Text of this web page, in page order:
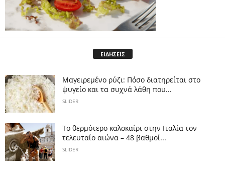
ΕΙΔΗΣΕΙΣ
Μαγειρεμένο ρύζι: Πόσο διατηρείται στο
ψυγείο και τα συχνά λάθη που...
SLIDER
Το θερμότερο καλοκαίρι στην Ιταλία τον
τελευταίο αιώνα – 48 βαθμοί...
SLIDER